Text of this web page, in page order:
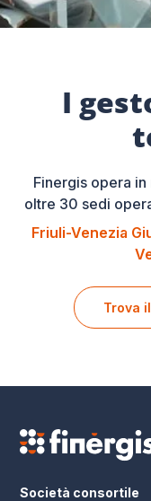
I
Finergis opera
oltre 30 sedi
Friuli-Venezia
Trova
Società consortile